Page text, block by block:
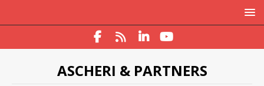
ASCHERI & PARTNERS